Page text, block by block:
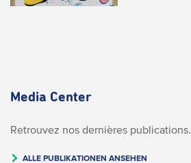
Media Center
Retrouvez nos dernières publications.
ALLE PUBLIKATIONEN ANSEHEN